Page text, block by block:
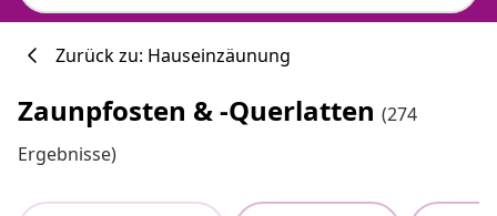
Zurück zu: Hauseinzäunung
Zaunpfosten & -querlatten (274
Ergebnisse)